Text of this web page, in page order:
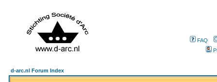
FAQ
d-arc.nl Forum Index